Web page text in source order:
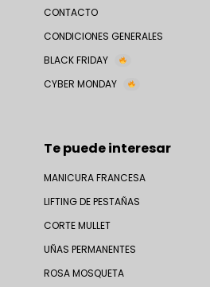
CONTACTO
CONDICIONES GENERALES
BLACK FRIDAY
CYBER MONDAY
Te puede interesar
MANICURA FRANCESA
LIFTING DE PESTAÑAS
CORTE MULLET
UÑAS PERMANENTES
ROSA MOSQUETA